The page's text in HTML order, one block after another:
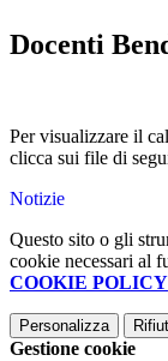
Docenti
Per visualizzare il
clicca sui file di
Notizie
Questo sito o gli
cookie necessari al
COOKIE POLICY
Personalizza
Gestione cookie